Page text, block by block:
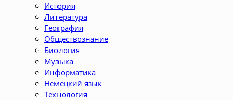
История
Литература
География
Обществознание
Биология
Музыка
Информатика
Немецкий язык
Технология